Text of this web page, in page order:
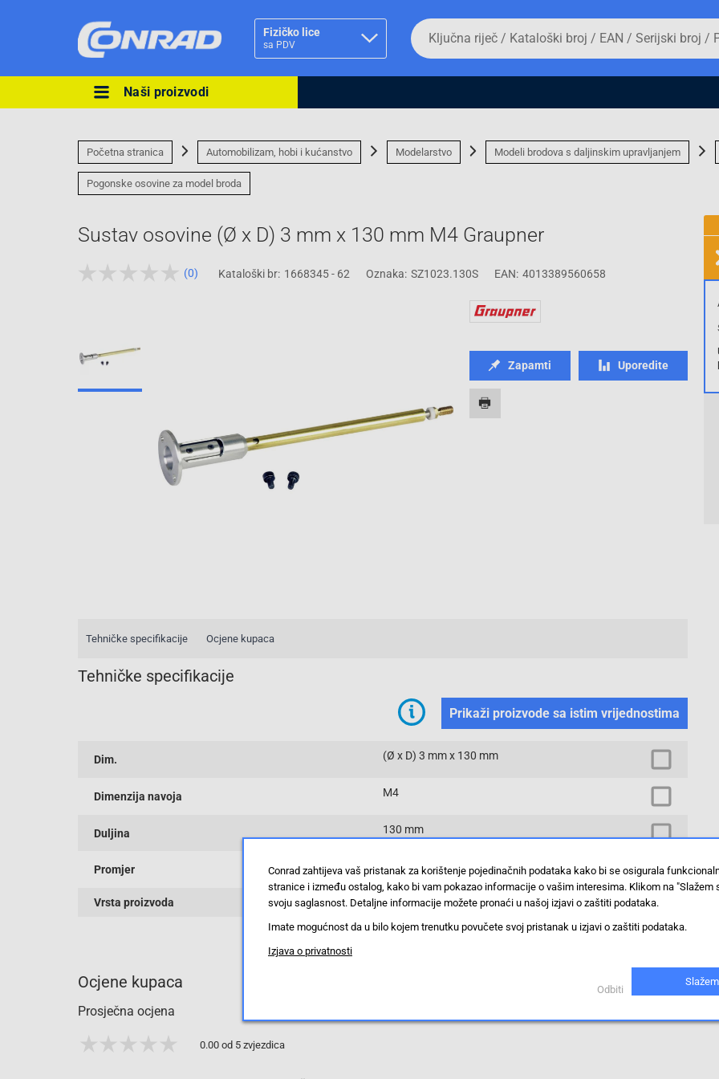
Fizičko lice
sa PDV
Ova postavka prilagođava asortiman proizvoda i
Da
biste
potražili
proizvod,
broj,
EAN
Naši proizvodi
Početna stranica Automobilizam, hobi i kućanstvo Modelarstvo Modeli brodova s daljinskim upravljanjem
Pogonske osovine za model broda
Sustav osovine (Ø x D) 3 mm x 130 mm M4 Graupner
(0) Kataloški br: 1668345 - 62 Oznaka: SZ1023.130S EAN: 4013389560658
Zapamti Uporedite
Tehničke specifikacije Ocjene kupaca
Tehničke specifikacije
Prikaži proizvode sa istim vrijednostima
Dim. (Ø x D) 3 mm x 130 mm
Dimenzija navoja M4
Duljina 130 mm
Promjer 3 mm
Vrsta proizvoda osovinski sustav
Ocjene kupaca
Prosječna ocjena
0.00 od 5 zvjezdica
Conrad zahtijeva vaš pristanak za korištenje pojedinačnih podataka kako bi se osigurala
stranice i između ostalog, kako bi vam pokazao informacije o vašim interesima. Klikom na "Slažem
svoju saglasnost. Detaljne informacije možete pronaći u našoj izjavi o zaštiti podataka.
Imate mogućnost da u bilo kojem trenutku povučete svoj pristanak u izjavi o zaštiti podataka.
Izjava o privatnosti
Odbiti